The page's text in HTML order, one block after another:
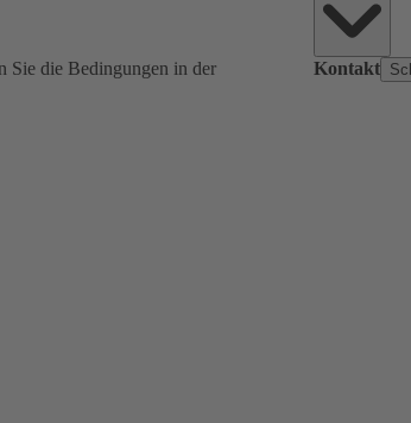
Sie die Bedingungen in der
Kontakt